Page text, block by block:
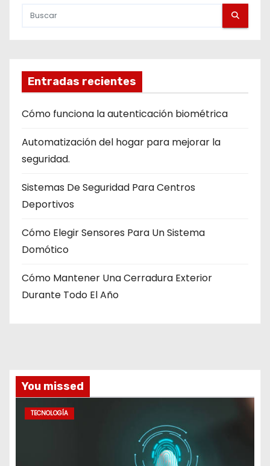
Entradas recientes
Cómo funciona la autenticación biométrica
Automatización del hogar para mejorar la
seguridad.
Sistemas De Seguridad Para Centros
Deportivos
Cómo Elegir Sensores Para Un Sistema
Domótico
Cómo Mantener Una Cerradura Exterior
Durante Todo El Año
You missed
TECNOLOGÍA